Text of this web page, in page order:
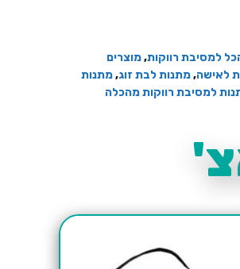
למסיבת רווקות,מוצרים
לאישה,מתנות לבת זוג,מתנות
למסיבת רווקות מהכלה